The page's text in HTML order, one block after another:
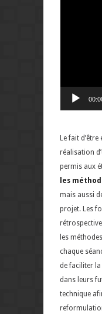
Le fait d’être
réalisation
permis aux
les
mais aussi
projet. Les
les
chaque
de faciliter
dans leurs
technique